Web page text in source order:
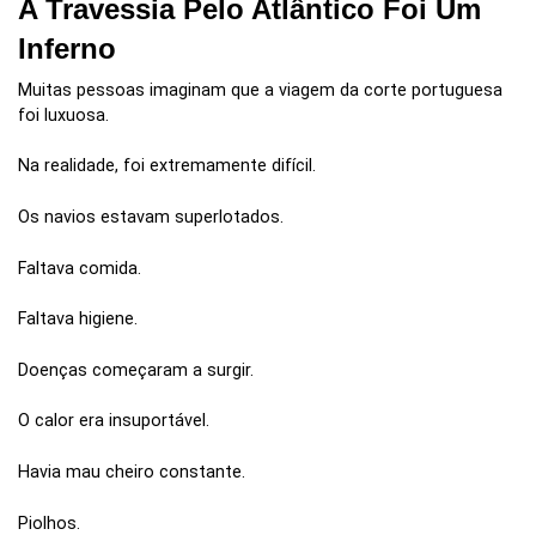
A Travessia Pelo Atlântico Foi Um
Inferno
Muitas pessoas imaginam que a viagem da corte portuguesa
foi luxuosa.
Na realidade, foi extremamente difícil.
Os navios estavam superlotados.
Faltava comida.
Faltava higiene.
Doenças começaram a surgir.
O calor era insuportável.
Havia mau cheiro constante.
Piolhos.